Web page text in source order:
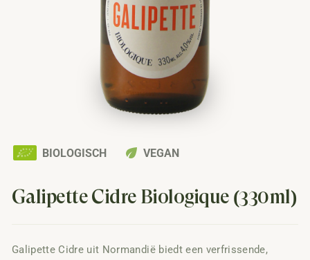
BIOLOGISCH eco VEGAN
Galipette Cidre Biologique (330ml)
Galipette Cidre uit Normandië biedt een verfrissende,